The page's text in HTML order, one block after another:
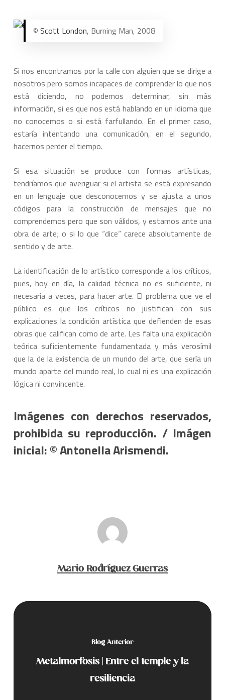
© Scott London, Burning Man, 2008
Si nos encontramos por la calle con alguien que se dirige a
nosotros pero somos incapaces de comprender lo que nos
está diciendo, no podemos determinar, sin más
información, si es que nos está hablando en un idioma que
no conocemos o si está farfullando. En el primer caso,
estaría intentando una comunicación, en el segundo,
hacernos perder el tiempo.
Si esa situación se produce con formas artísticas,
tendríamos que averiguar si el artista se está expresando
en un lenguaje que desconocemos y se ajusta a unos
códigos para la construcción de mensajes que no
comprendemos pero que son válidos, y estamos ante una
obra de arte; o si lo que “dice” carece absolutamente de
sentido y de arte.
La identificación de lo artístico corresponde a los críticos,
pues, hoy en día, la calidad técnica no es suficiente, ni
necesaria a veces, para hacer arte. El problema que ve el
público es que los críticos no justifican con sus
explicaciones la condición artística que defienden de esas
obras que califican como de arte. Les falta una explicación
teórica suficientemente fundamentada y más verosímil
que la de la existencia de un mundo del arte, que sería un
mundo aparte del mundo real, lo cual ni es una explicación
lógica ni convincente.
Imágenes con derechos reservados,
prohibida su reproducción. / Imágen
inicial: © Antonella Arismendi.
Mario Rodríguez Guerras
Blog Anterior
Metalmorfosis | Entre el temple y la
resiliencia